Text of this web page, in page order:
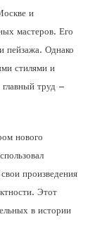
и
мастеров. Его
пейзажа. Однако
стилями и
труд –
нового
произведения
Этот
в истории